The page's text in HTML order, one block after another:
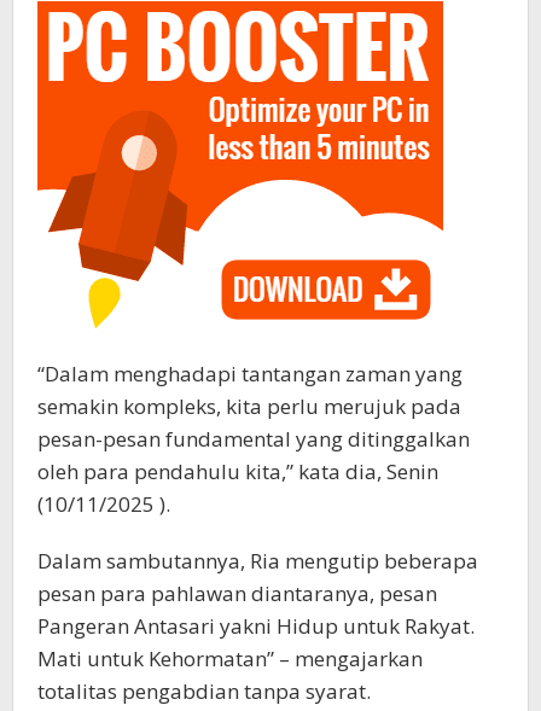
“Dalam menghadapi tantangan zaman yang
semakin kompleks, kita perlu merujuk pada
pesan-pesan fundamental yang ditinggalkan
oleh para pendahulu kita,” kata dia, Senin
(10/11/2025 ).
Dalam sambutannya, Ria mengutip beberapa
pesan para pahlawan diantaranya, pesan
Pangeran Antasari yakni Hidup untuk Rakyat.
Mati untuk Kehormatan” – mengajarkan
totalitas pengabdian tanpa syarat.